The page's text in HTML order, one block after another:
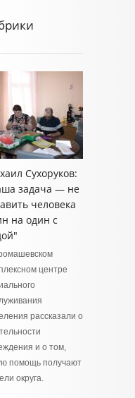
Сухоруков:
задача — не
человека
на один с
центре
рассказали о
и о том,
помощь получают
округа.